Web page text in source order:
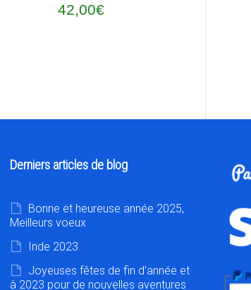
42,00€
Derniers articles de blog
Bonne et heureuse année 2025,
Meilleurs voeux
Inde 2023
Joyeuses fêtes de fin d’année et
à 2023 pour de nouvelles aventures